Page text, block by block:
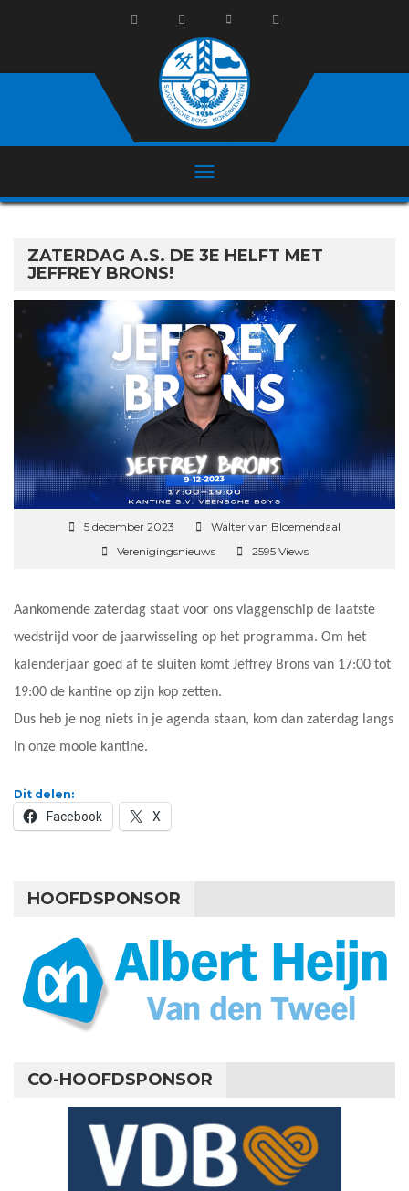
ZATERDAG A.S. DE 3E HELFT MET
JEFFREY BRONS!
5 december 2023
Walter van Bloemendaal
Verenigingsnieuws
2595 Views
Aankomende zaterdag staat voor ons vlaggenschip de laatste
wedstrijd voor de jaarwisseling op het programma. Om het
kalenderjaar goed af te sluiten komt Jeffrey Brons van 17:00 tot
19:00 de kantine op zijn kop zetten.
Dus heb je nog niets in je agenda staan, kom dan zaterdag langs
in onze mooie kantine.
Dit delen:
Facebook X
HOOFDSPONSOR
CO-HOOFDSPONSOR